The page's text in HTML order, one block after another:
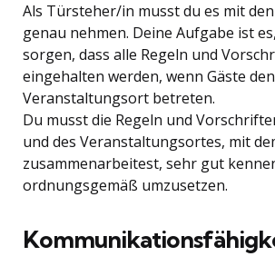
Als Türsteher/in musst du es mit
genau nehmen. Deine Aufgabe ist
sorgen, dass alle Regeln und
eingehalten werden, wenn Gäste den
Veranstaltungsort betreten.
Du musst die Regeln und
und des Veranstaltungsortes, mit
zusammenarbeitest, sehr gut
ordnungsgemäß umzusetzen.